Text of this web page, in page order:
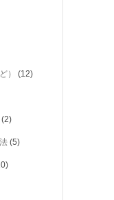
）
(12)
(2)
(5)